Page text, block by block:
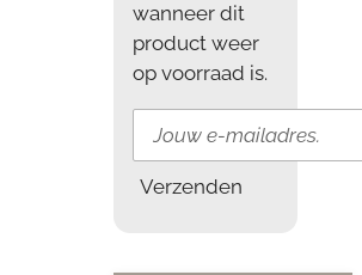
wanneer dit
product weer
op voorraad is.
Verzenden